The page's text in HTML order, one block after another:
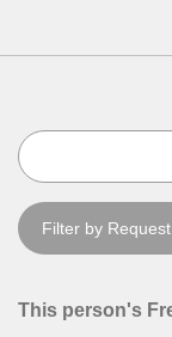
This person's